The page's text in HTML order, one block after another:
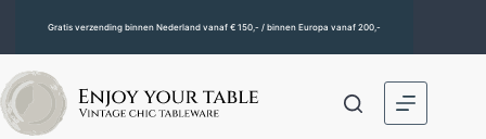
Gratis verzending binnen Nederland vanaf € 150,- / binnen Europa vanaf 200,-